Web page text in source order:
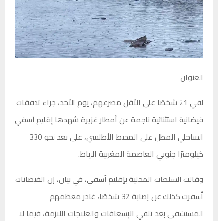
العنوان
لقي 21 شخصًا على الأقل مصرعهم، يوم الأحد، جراء تدفقات
فيضانية استثنائية ناجمة عن أمطار غزيرة شهدها إقليم آسفي
الساحلي المطل على المحيط الأطلسي، على بعد نحو 330
كيلومترًا جنوبي العاصمة المغربية الرباط.
وقالت السلطات المحلية بإقليم آسفي، في بيان، إن الفيضانات
أسفرت كذلك عن إصابة 32 شخصًا، غادر معظمهم
المستشفى بعد تلقي الإسعافات والعلاجات اللازمة، فيما لا